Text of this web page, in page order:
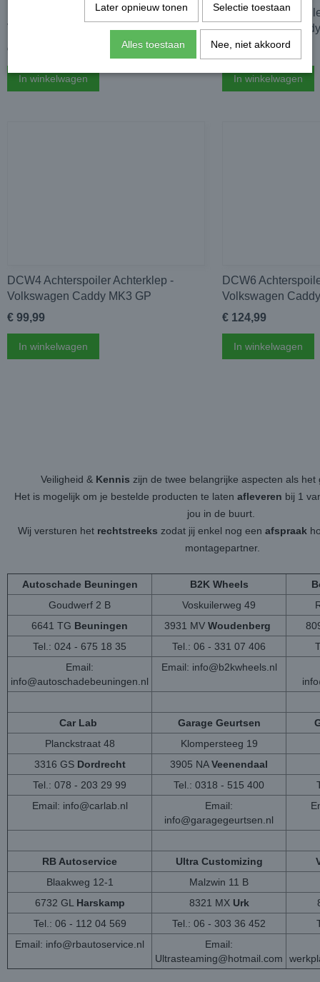
DCW3 Achterspoiler Achterklep -
Volkswagen Caddy MK3 GP
€ 99,99
In winkelwagen
DCW4
Volkswagen
€ 99,99
In winkelwagen
DCW4 Achterspoiler Achterklep -
Volkswagen Caddy MK3 GP
€ 99,99
In winkelwagen
DCW6
Volkswagen
€ 124,99
In winkelwagen
Veiligheid & Kennis zijn de twee belangrijke aspecten als
Het is mogelijk om je bestelde producten te laten afleveren bij 1
jou in de buurt.
Wij versturen het rechtstreeks zodat jij enkel nog een afspraak
montagepartner.
Autoschade Beuningen B2K Wheels
Goudwerf 2 B
Voskuilerweg 49
6641 TG Beuningen 3931 MV Woudenberg
Tel.: 024 - 675 18 35
Tel.: 06 - 331 07 406
Email:
info@autoschadebeuningen.nl
Email: info@b2kwheels.nl
Car Lab Garage Geurtsen
Planckstraat 48
Klompersteeg 19
3316 GS Dordrecht 3905 NAVeenendaal
Tel.: 078 - 203 29 99
Tel.: 0318 - 515 400
Email: info@carlab.nl
Email:
info@garagegeurtsen.nl
RB Autoservice Ultra Customizing
Blaakweg 12-1
Malzwin 11 B
6732 GL Harskamp 8321 MX Urk
Tel.: 06 - 112 04 569
Tel.: 06 - 303 36 452
Email: info@rbautoservice.nl
Email:
Ultrasteaming@hotmail.com
Later opnieuw tonen Selectie toestaan
Alles toestaan Nee, niet akkoord